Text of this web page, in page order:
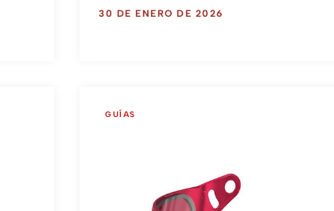
30 DE ENERO DE 2026
GUÍAS